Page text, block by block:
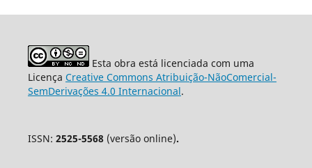
Esta obra está licenciada com uma
Licença Creative Commons Atribuição-NãoComercial-
SemDerivações 4.0 Internacional.
ISSN: 2525-5568(versão online).